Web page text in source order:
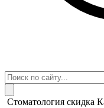
Стоматология скидка